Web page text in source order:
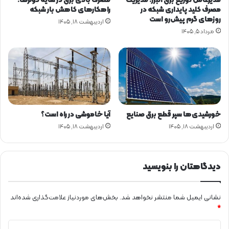
ی
ک
ش
و
ر
ا
ت
ژ
ك
و
ر
د
ن
ی
ز
ن
ف
د
ر
آ
ی
مصرف کلید پایداری شبکه در
روزهای گرم پیش‌رو است
مرداد ۵, ۱۴۰۵
راهکارهای کاهش بار شبکه
اردیبهشت ۱۸, ۱۴۰۵
خورشیدی‌ها سپر قطع برق صنایع
اردیبهشت ۱۸, ۱۴۰۵
آیا خاموشی در راه است؟
اردیبهشت ۱۸, ۱۴۰۵
دیدگاهتان را بنویسید
نشانی ایمیل شما منتشر نخواهد شد. بخش‌های موردنیاز علامت‌گذاری شده‌اند
*